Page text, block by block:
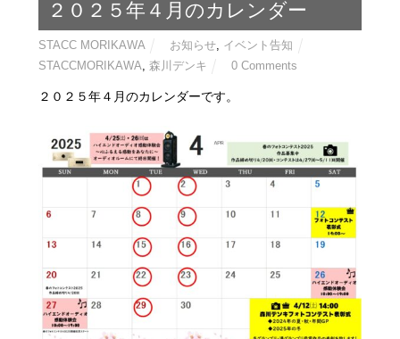
２０２５年４月のカレンダー
STACC MORIKAWA お知らせ, イベント告知
STACCMORIKAWA 森川デンキ 0 Comments
２０２５年４月のカレンダーです。